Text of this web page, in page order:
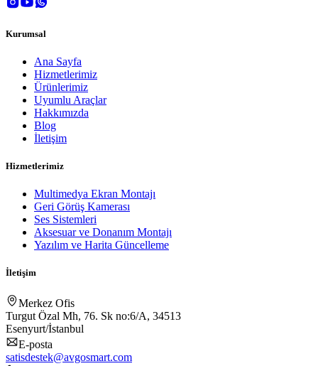
Kurumsal
Ana Sayfa
Hizmetlerimiz
Ürünlerimiz
Uyumlu Araçlar
Hakkımızda
Blog
İletişim
Hizmetlerimiz
Multimedya Ekran Montajı
Geri Görüş Kamerası
Ses Sistemleri
Aksesuar ve Donanım Montajı
Yazılım ve Harita Güncelleme
İletişim
Merkez Ofis
Turgut Özal Mh, 76. Sk no:6/A, 34513
Esenyurt/İstanbul
E-posta
satisdestek@avgosmart.com